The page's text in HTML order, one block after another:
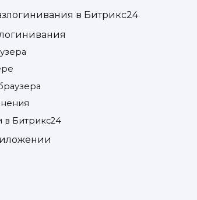
в Битрикс24
в Битрикс24